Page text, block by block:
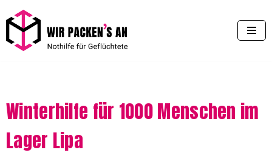
Zum
Inhalt
Winterhilfe für 1000 Menschen im
Lager Lipa